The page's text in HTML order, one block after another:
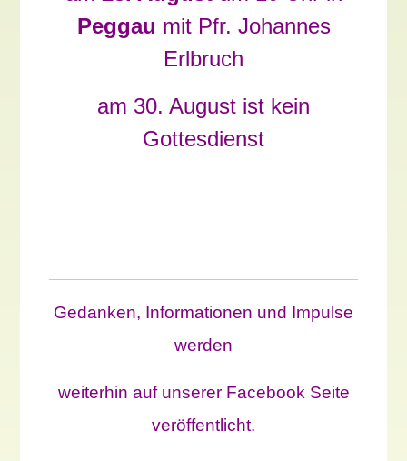
Peggau mit Pfr. Johannes
Erlbruch
am 30. August ist kein
Gottesdienst
Gedanken, Informationen und Impulse
werden
weiterhin auf unserer Facebook Seite
veröffentlicht.